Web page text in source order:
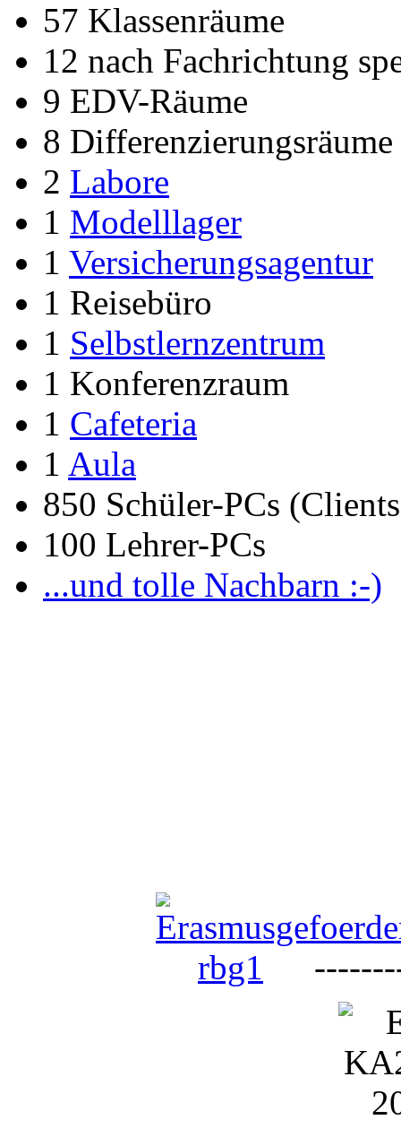
57 Klassenräume
12 nach Fachrichtung
9 EDV-Räume
8 Differenzierungsräume
2 Labore
1 Modelllager
1 Versicherungsagentur
1 Reisebüro
1 Selbstlernzentrum
1 Konferenzraum
1 Cafeteria
1 Aula
850 Schüler-PCs
100 Lehrer-PCs
...und tolle Nachbarn :-)